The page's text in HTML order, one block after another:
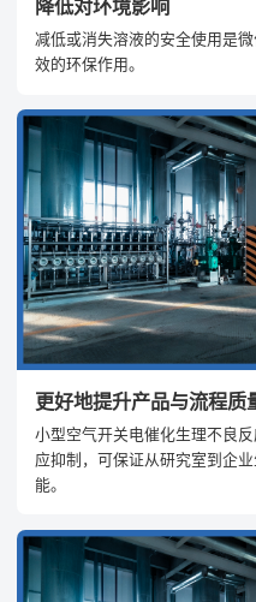
降低对环境影响
减低或消失溶液的安全使用是
效的环保作用。
更好地提升产品与流程质
小型空气开关电催化生理不良
应抑制，可保证从研究室到企
能。